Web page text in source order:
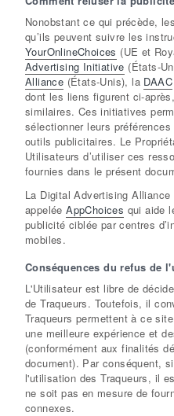
Nonobstant ce qui précède,
qu’ils peuvent suivre les
YourOnlineChoices (UE et
Advertising Initiative (États-
Alliance (États-Unis), la DAAC
dont les liens figurent ci-
similaires. Ces initiatives
sélectionner leurs
outils publicitaires. Le
Utilisateurs d’utiliser ces
fournies dans le présent
La Digital Advertising
appeléeAppChoices qui aide
publicité ciblée par centres
mobiles.
Conséquences du refus de
L'Utilisateur est libre de
de Traqueurs. Toutefois, il
Traqueurs permettent à ce
une meilleure expérience et
(conformément aux finalités
document). Par conséquent,
l'utilisation des Traqueurs, il
ne soit pas en mesure de
connexes.